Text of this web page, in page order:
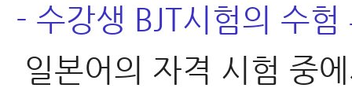
- 수강생 BJT시험의 수
일본어의 자격 시험 중